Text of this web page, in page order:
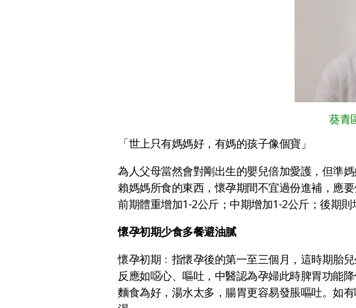
葵青
「世上只有媽媽好，有媽的孩子像個寶」
為人父母當然會對剛出生的嬰兒倍加愛護，但準
賴媽媽所食的東西，懷孕期間不宜過份進補，應
前期體重增加1-2公斤；中期增加1-2公斤；後期則
懷孕初期少食多餐避油膩
懷孕初期﹕指懷孕後的第一至三個月，這時期胎
反應如噁心、嘔吐，中醫認為孕婦此時脾胃功能
麵食為好，湯水太多，腸胃更容易發脹嘔吐。如